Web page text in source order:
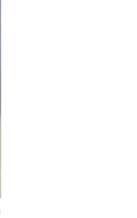
Midnight Hare Wild Tulip Incense